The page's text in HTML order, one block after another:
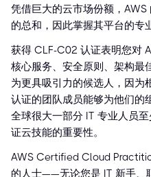
凭借巨大的云市场份额，
的总和，因此掌握其平台的专
获得 CLF-C02 认证表明您对
核心服务、安全原则、架构最
为更具吸引力的候选人，因为
认证的团队成员能够为他们的
全球很大一部分 IT 专业人员
证云技能的重要性。
AWS Certified Cloud
的人士——无论您是 IT 新手、